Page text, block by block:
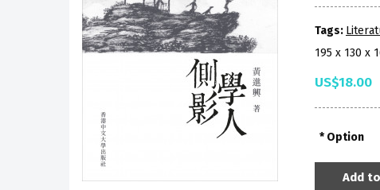
Tags:
195 x 130 x
US$18.00
Option
Add